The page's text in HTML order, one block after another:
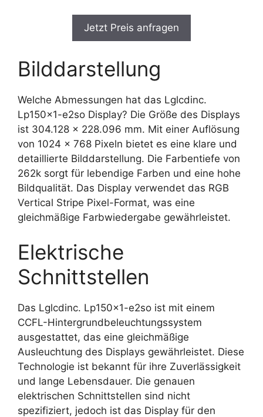
Jetzt Preis anfragen
Bilddarstellung
Welche Abmessungen hat das Lglcdinc.
Lp150x1-e2so Display? Die Größe des Displays
ist 304.128 x 228.096 mm. Mit einer Auflösung
von 1024 x 768 Pixeln bietet es eine klare und
detaillierte Bilddarstellung. Die Farbentiefe von
262k sorgt für lebendige Farben und eine hohe
Bildqualität. Das Display verwendet das RGB
Vertical Stripe Pixel-Format, was eine
gleichmäßige Farbwiedergabe gewährleistet.
Elektrische
Schnittstellen
Das Lglcdinc. Lp150x1-e2so ist mit einem
CCFL-Hintergrundbeleuchtungssystem
ausgestattet, das eine gleichmäßige
Ausleuchtung des Displays gewährleistet. Diese
Technologie ist bekannt für ihre Zuverlässigkeit
und lange Lebensdauer. Die genauen
elektrischen Schnittstellen sind nicht
spezifiziert, jedoch ist das Display für den